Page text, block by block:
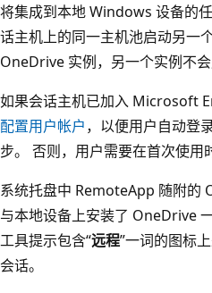
将集成到本地 Windows 设备的
话主机上的同一主机池启动另一
OneDrive 实例，另一个实例不会
如果会话主机已加入 Microsoft
配置用户帐户，以便用户自动登
步。 否则，用户需要在首次使用
系统托盘中 RemoteApp 随附的
与本地设备上安装了 OneDrive
工具提示包含“远程”一词的图标
会话。